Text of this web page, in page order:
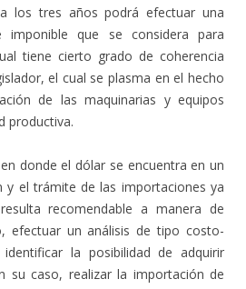
los tres años podrá efectuar una
imponible que se considera para
tiene cierto grado de coherencia
el cual se plasma en el hecho
de las maquinarias y equipos
productiva.
donde el dólar se encuentra en un
y el trámite de las importaciones ya
recomendable a manera de
efectuar un análisis de tipo costo-
la posibilidad de adquirir
su caso, realizar la importación de